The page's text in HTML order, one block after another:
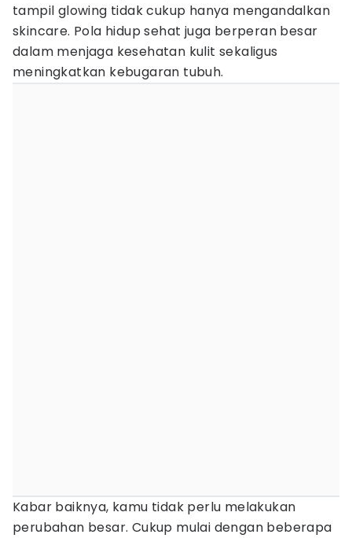
tampil glowing tidak cukup hanya mengandalkan
skincare. Pola hidup sehat juga berperan besar
dalam menjaga kesehatan kulit sekaligus
meningkatkan kebugaran tubuh.
Kabar baiknya, kamu tidak perlu melakukan
perubahan besar. Cukup mulai dengan beberapa